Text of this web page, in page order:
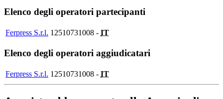
Elenco degli operatori partecipanti
Ferpress S.r.l. 12510731008 - IT
Elenco degli operatori aggiudicatari
Ferpress S.r.l. 12510731008 - IT